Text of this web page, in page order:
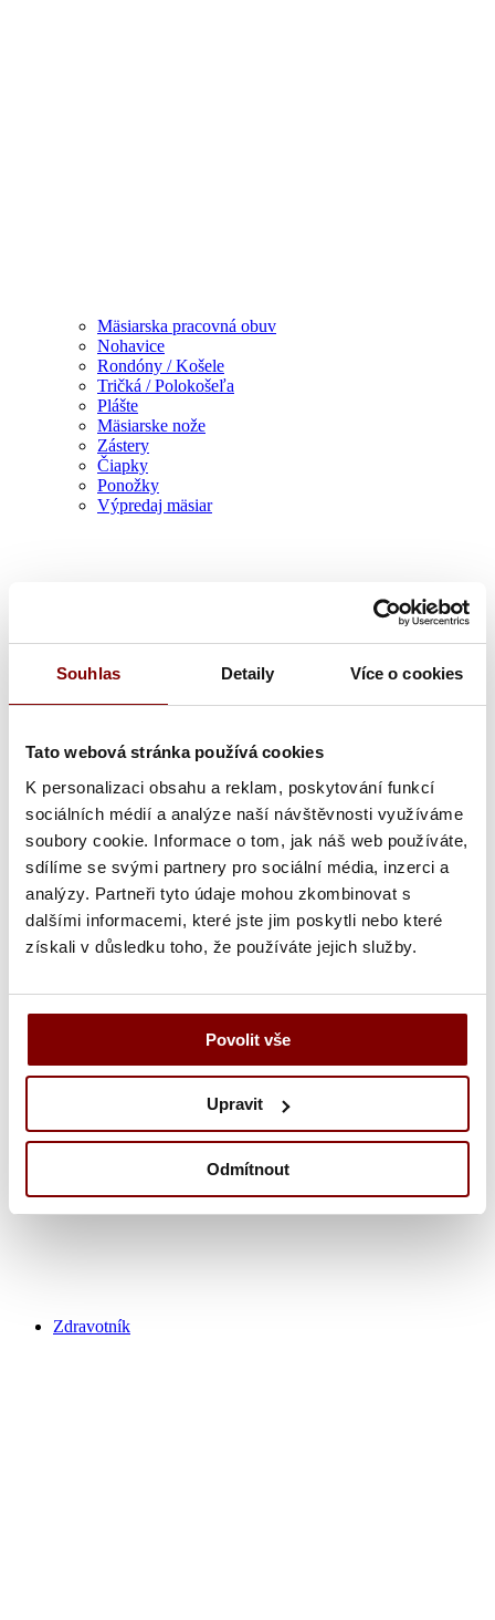
Souhlas Detaily Více o cookies
Tato webová stránka používá cookies
K personalizaci obsahu a reklam, poskytování funkcí
sociálních médií a analýze naší návštěvnosti využíváme
soubory cookie. Informace o tom, jak náš web používáte,
sdílíme se svými partnery pro sociální média, inzerci a
analýzy. Partneři tyto údaje mohou zkombinovat s
dalšími informacemi, které jste jim poskytli nebo které
získali v důsledku toho, že používáte jejich služby.
Povolit vše
Upravit
Odmítnout
Mäsiarska pracovná obuv
Nohavice
Rondóny / Košele
Tričká / Polokošeľa
Plášte
Mäsiarske nože
Zástery
Čiapky
Ponožky
Výpredaj mäsiar
Kaderník
Kadernícka pracovná obuv
Tričká / Polokošeľa
Tuniky
Zdravotník